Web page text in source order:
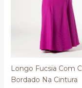
Longo Fucsia Com
Bordado Na Cintura